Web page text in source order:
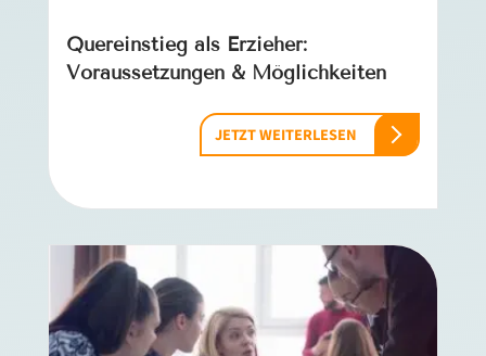
Quereinstieg als Erzieher:
Voraussetzungen & Möglichkeiten
JETZT WEITERLESEN